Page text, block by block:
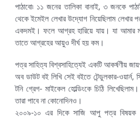
পাঠাবো৷ ১১ জনের তালিকা বানাই, ৩ জনকে
থেকে ইমেইল লেখার উদ্যোগ নিয়েছিলাম লেখার
একদমই। ফলে আগ্রহ হারিয়ে যায়। যা আমার
তাতে আগ্রহের আয়ুও দীর্ঘ হয় কম।
পত্র সাহিত্য বিশ্বসাহিত্যেই একটি আকর্ষণীয়
অব ডাউট বই লিখি সেই বইতে টেন্ডুলকার-ওয়ার্ন,
টনি গ্রেগ- মাইকেল হোল্ডিংকে চিঠি
তারা পাবে না কোনোদিনও।
২০০৯-১০ এর দিকে সাজি আপু পত্র বিষয়ক